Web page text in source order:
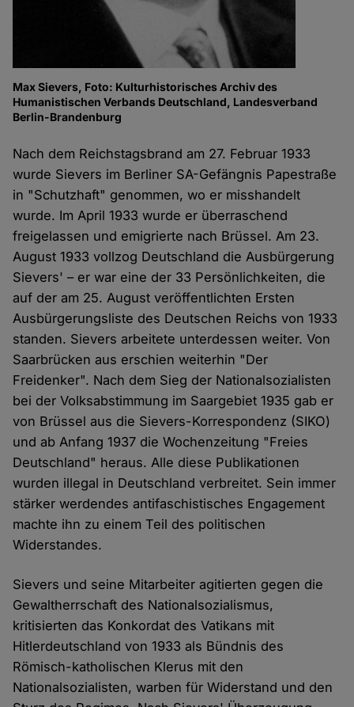
Max Sievers, Foto: Kulturhistorisches Archiv des
Humanistischen Verbands Deutschland, Landesverband
Berlin-Brandenburg
Nach dem Reichstagsbrand am 27. Februar 1933
wurde Sievers im Berliner SA-Gefängnis Papestraße
in "Schutzhaft" genommen, wo er misshandelt
wurde. Im April 1933 wurde er überraschend
freigelassen und emigrierte nach Brüssel. Am 23.
August 1933 vollzog Deutschland die Ausbürgerung
Sievers' – er war eine der 33 Persönlichkeiten, die
auf der am 25. August veröffentlichten Ersten
Ausbürgerungsliste des Deutschen Reichs von 1933
standen. Sievers arbeitete unterdessen weiter. Von
Saarbrücken aus erschien weiterhin "Der
Freidenker". Nach dem Sieg der Nationalsozialisten
bei der Volksabstimmung im Saargebiet 1935 gab er
von Brüssel aus die Sievers-Korrespondenz (SIKO)
und ab Anfang 1937 die Wochenzeitung "Freies
Deutschland" heraus. Alle diese Publikationen
wurden illegal in Deutschland verbreitet. Sein immer
stärker werdendes antifaschistisches Engagement
machte ihn zu einem Teil des politischen
Widerstandes.
Sievers und seine Mitarbeiter agitierten gegen die
Gewaltherrschaft des Nationalsozialismus,
kritisierten das Konkordat des Vatikans mit
Hitlerdeutschland von 1933 als Bündnis des
Römisch-katholischen Klerus mit den
Nationalsozialisten, warben für Widerstand und den